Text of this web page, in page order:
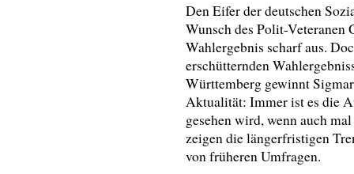
Den Eifer der deutschen
Wunsch des Polit-Veteranen
Wahlergebnis scharf aus.
erschütternden
Württemberg gewinnt
Aktualität: Immer ist es die
gesehen wird, wenn auch
zeigen die längerfristigen
von früheren Umfragen.